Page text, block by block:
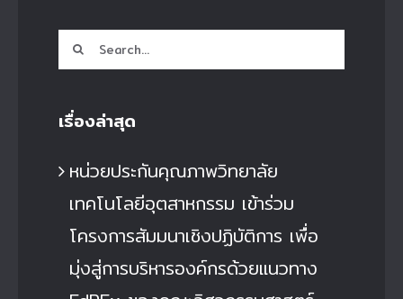
Search
for:
เรื่องล่าสุด
หน่วยประกันคุณภาพวิทยาลัย
เทคโนโลยีอุตสาหกรรม เข้าร่วม
โครงการสัมมนาเชิงปฏิบัติการ เพื่อ
มุ่งสู่การบริหารองค์กรด้วยแนวทาง